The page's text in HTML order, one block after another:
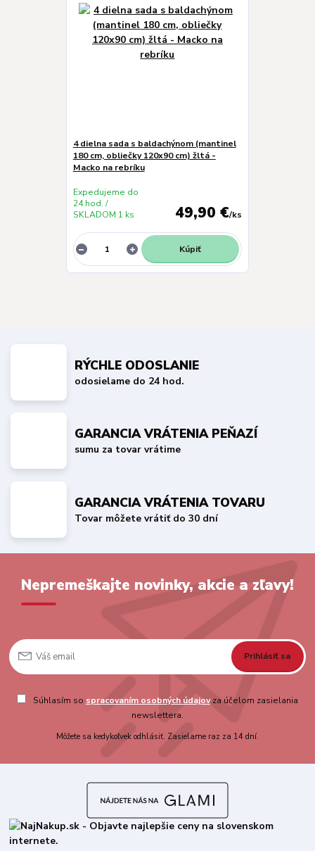
4 dielna sada s baldachýnom (mantinel
180 cm, obliečky 120x90 cm) žltá -
Macko na rebríku
49,90 €/ks
Expedujeme do
24 hod. /
SKLADOM 1 ks
Kúpiť
RÝCHLE ODOSLANIE
odosielame do 24 hod.
GARANCIA VRÁTENIA PEŇAZÍ
sumu za tovar vrátime
GARANCIA VRÁTENIA TOVARU
Tovar môžete vrátiť do 30 dní
Nepremeškajte novinky, akcie a zľavy!
Prihlásiť sa
Súhlasím so spracovaním osobných údajovza účelom zasielania
newslettera.
Môžete sa kedykoľvek odhlásiť. Zasielame raz za 14 dní.